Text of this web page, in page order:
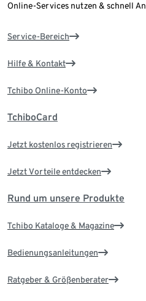
Online-Services nutzen & schnell
Service-Bereich
Hilfe & Kontakt
Tchibo Online-Konto
TchiboCard
Jetzt kostenlos registrieren
Jetzt Vorteile entdecken
Rund um unsere Produkte
Tchibo Kataloge & Magazine
Bedienungsanleitungen
Ratgeber & Größenberater